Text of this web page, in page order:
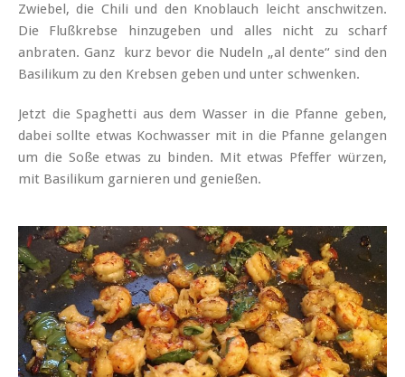
Zwiebel, die Chili und den Knoblauch leicht anschwitzen.
Die Flußkrebse hinzugeben und alles nicht zu scharf
anbraten. Ganz kurz bevor die Nudeln „al dente“ sind den
Basilikum zu den Krebsen geben und unter schwenken.
Jetzt die Spaghetti aus dem Wasser in die Pfanne geben,
dabei sollte etwas Kochwasser mit in die Pfanne gelangen
um die Soße etwas zu binden. Mit etwas Pfeffer würzen,
mit Basilikum garnieren und genießen.